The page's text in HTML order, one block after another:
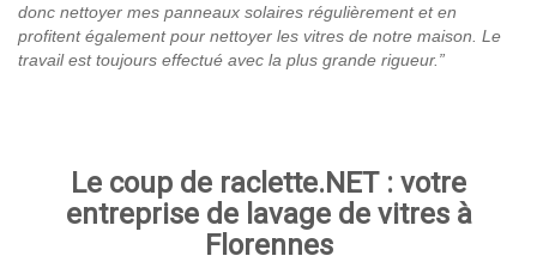
donc nettoyer mes panneaux solaires régulièrement et en
profitent également pour nettoyer les vitres de notre maison. Le
travail est toujours effectué avec la plus grande rigueur.”
Le coup de raclette.NET : votre
entreprise de lavage de vitres à
Florennes